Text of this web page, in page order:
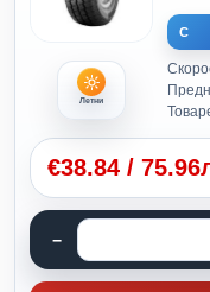
Летни
C
€38.84 /